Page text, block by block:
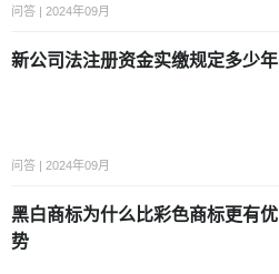
问答 | 2024年09月
新公司法注册资金实缴规定多少年
问答 | 2024年09月
黑白商标为什么比彩色商标更有优
势